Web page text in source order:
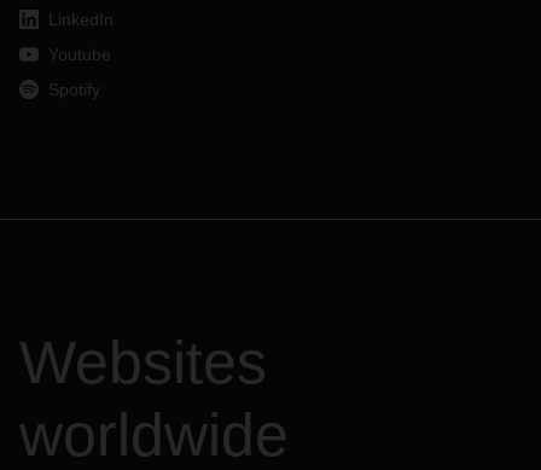
LinkedIn
Youtube
Spotify
Websites
worldwide